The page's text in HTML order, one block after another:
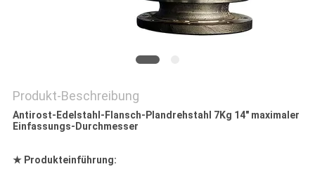
Produkt-Beschreibung
Antirost-Edelstahl-Flansch-Plandrehstahl 7Kg 14" maximaler
Einfassungs-Durchmesser
★ Produkteinführung: